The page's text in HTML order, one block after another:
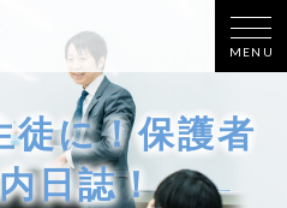
MENU
徒に！保護者
日誌！